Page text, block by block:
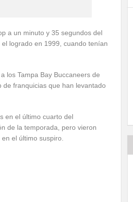
a un minuto y 35 segundos del
logrado en 1999, cuando tenían
los Tampa Bay Buccaneers de
de franquicias que han levantado
en el último cuarto del
de la temporada, pero vieron
el último suspiro.